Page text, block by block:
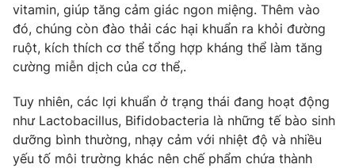
vitamin, giúp tăng cảm giác ngon miệng. Thêm vào
đó, chúng còn đào thải các hại khuẩn ra khỏi đường
ruột, kích thích cơ thể tổng hợp kháng thể làm tăng
cường miễn dịch của cơ thể,.
Tuy nhiên, các lợi khuẩn ở trạng thái đang hoạt động
như Lactobacillus, Bifidobacteria là những tế bào sinh
dưỡng bình thường, nhạy cảm với nhiệt độ và nhiều
yếu tố môi trường khác nên chế phẩm chứa thành